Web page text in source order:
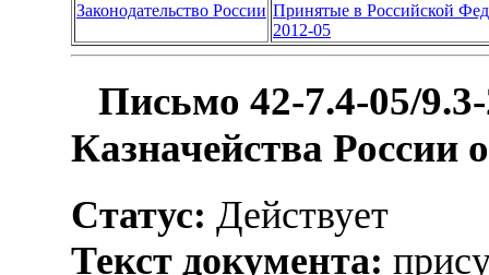
Законодательство России Принятые в Российской
2012-05
Письмо 42-7.4-05/
Казначейства России
Статус: Действует
Текст документа: